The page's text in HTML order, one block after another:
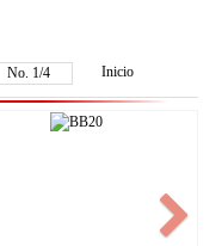
No. 1/4 Inicio